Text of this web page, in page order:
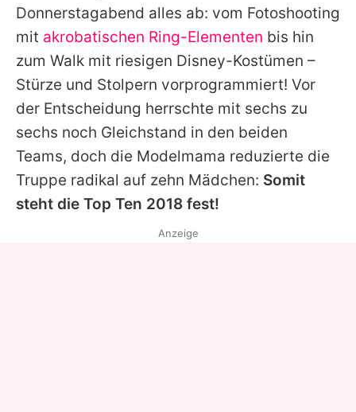
Nutzungsbedingungen
Utiq verwalten
Donnerstagabend alles ab: vom Fotoshooting
mit akrobatischen Ring-Elementen bis hin
zum Walk mit riesigen Disney-Kostümen –
Stürze und Stolpern vorprogrammiert! Vor
der Entscheidung herrschte mit sechs zu
sechs noch Gleichstand in den beiden
Teams, doch die Modelmama reduzierte die
Truppe radikal auf zehn Mädchen: Somit
steht die Top Ten 2018 fest!
Anzeige